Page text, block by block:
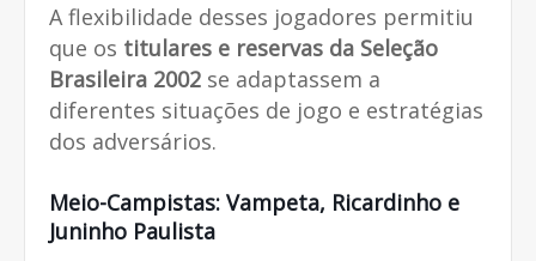
A flexibilidade desses jogadores permitiu
que os titulares e reservas da Seleção
Brasileira 2002 se adaptassem a
diferentes situações de jogo e estratégias
dos adversários.
Meio-Campistas: Vampeta, Ricardinho e
Juninho Paulista